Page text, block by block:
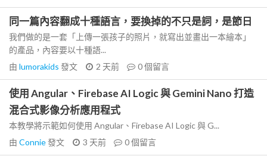
同一篇內容翻成十種語言，要換掉的不只是詞，是節日
我們做的是一套「上傳一張孩子的照片，就寫出並畫出一本繪本」
的產品，內容要以十種語...
由 lumorakids 發文 2 天前 0個留言
使用 Angular、Firebase AI Logic 與 Gemini Nano 打造
混合式影像分析應用程式
本教學將示範如何使用 Angular、Firebase AI Logic 與 G...
由 Connie發文 3 天前 0個留言